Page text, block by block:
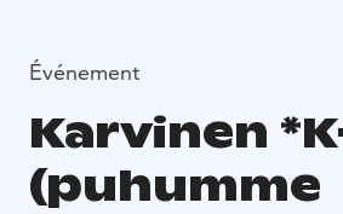
Événement
Karvinen
(puhumme